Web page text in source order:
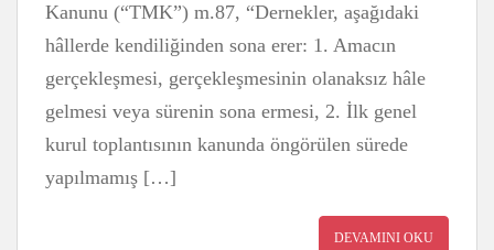
Kanunu (“TMK”) m.87, “Dernekler, aşağıdaki
hâllerde kendiliğinden sona erer: 1. Amacın
gerçekleşmesi, gerçekleşmesinin olanaksız hâle
gelmesi veya sürenin sona ermesi, 2. İlk genel
kurul toplantısının kanunda öngörülen sürede
yapılmamış […]
DEVAMINI OKU